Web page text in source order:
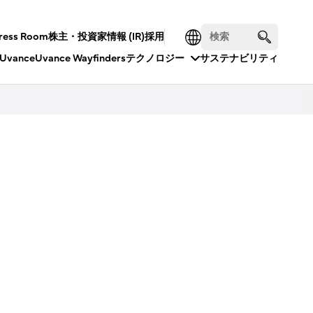
Room株主・投資家情報 (IR)採用
UvanceUvance Wayfindersテクノロジー サステナビリティ